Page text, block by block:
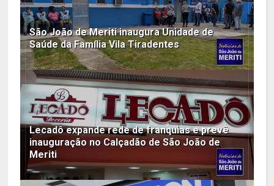
São João de Meriti inaugura Unidade de
Saúde da Família Vila Tiradentes
Lecadô expande rede de franquias e prevê
inauguração no Calçadão de São João de
Meriti